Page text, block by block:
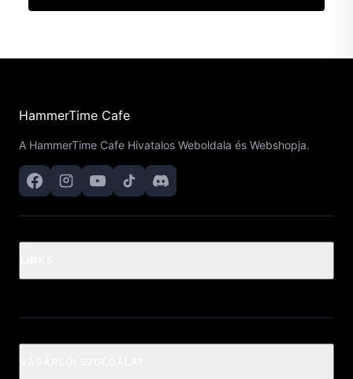
HammerTime Cafe
A HammerTime Cafe Hivatalos Weboldala és Webshopja.